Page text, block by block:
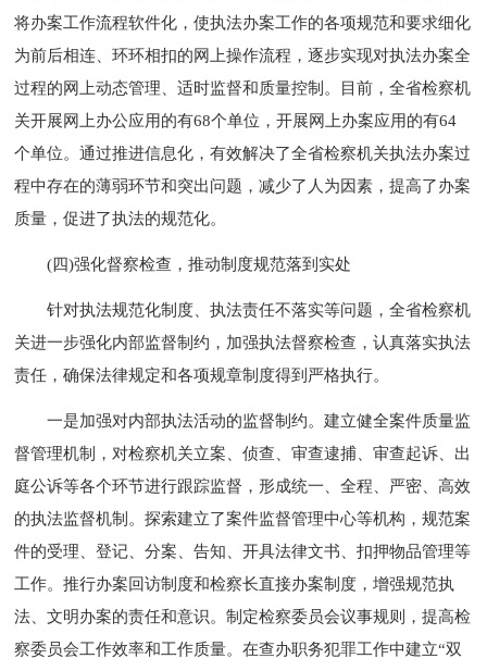
将办案工作流程软件化，使执法办案工作的各项规范和要求细化
为前后相连、环环相扣的网上操作流程，逐步实现对执法办案全
过程的网上动态管理、适时监督和质量控制。目前，全省检察机
关开展网上办公应用的有68个单位，开展网上办案应用的有64
个单位。通过推进信息化，有效解决了全省检察机关执法办案过
程中存在的薄弱环节和突出问题，减少了人为因素，提高了办案
质量，促进了执法的规范化。
(四)强化督察检查，推动制度规范落到实处
针对执法规范化制度、执法责任不落实等问题，全省检察机
关进一步强化内部监督制约，加强执法督察检查，认真落实执法
责任，确保法律规定和各项规章制度得到严格执行。
一是加强对内部执法活动的监督制约。建立健全案件质量监
督管理机制，对检察机关立案、侦查、审查逮捕、审查起诉、出
庭公诉等各个环节进行跟踪监督，形成统一、全程、严密、高效
的执法监督机制。探索建立了案件监督管理中心等机构，规范案
件的受理、登记、分案、告知、开具法律文书、扣押物品管理等
工作。推行办案回访制度和检察长直接办案制度，增强规范执
法、文明办案的责任和意识。制定检察委员会议事规则，提高检
察委员会工作效率和工作质量。在查办职务犯罪工作中建立“双